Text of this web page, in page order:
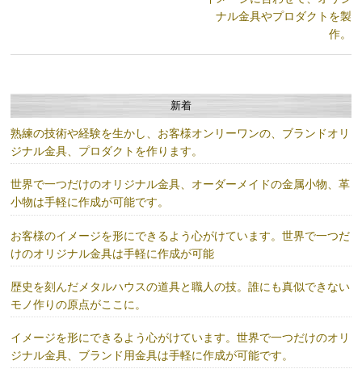
ナル金具やプロダクトを製
作。
新着
熟練の技術や経験を生かし、お客様オンリーワンの、ブランドオリ
ジナル金具、プロダクトを作ります。
世界で一つだけのオリジナル金具、オーダーメイドの金属小物、革
小物は手軽に作成が可能です。
お客様のイメージを形にできるよう心がけています。世界で一つだ
けのオリジナル金具は手軽に作成が可能
歴史を刻んだメタルハウスの道具と職人の技。誰にも真似できない
モノ作りの原点がここに。
イメージを形にできるよう心がけています。世界で一つだけのオリ
ジナル金具、ブランド用金具は手軽に作成が可能です。